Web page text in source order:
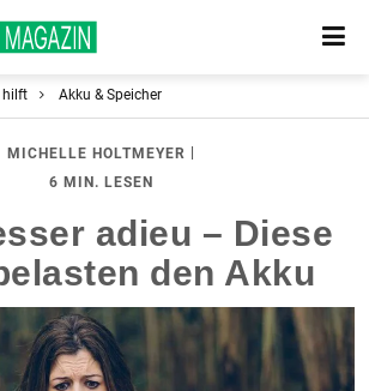
hilft Akku & Speicher
MICHELLE HOLTMEYER
6 MIN. LESEN
adieu – Diese
den Akku